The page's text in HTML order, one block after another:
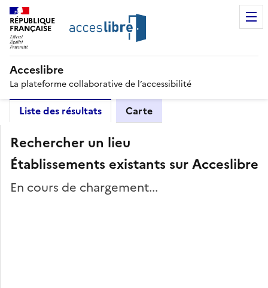
RÉPUBLIQUE
FRANÇAISE
Acceslibre
La plateforme collaborative de l’accessibilité
Liste des résultats Carte
Rechercher un lieu
Établissements existants sur Acceslibre
En cours de chargement...